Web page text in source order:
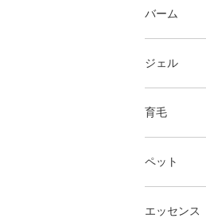
バーム
ジェル
育毛
ペット
エッセンス